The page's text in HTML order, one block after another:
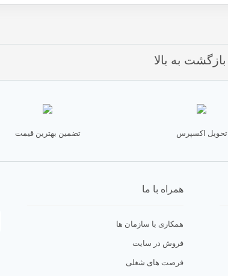
بازگشت به بالا
تحویل اکسپرس تضمین بهترین قیمت
همراه با ما
همکاری با سازمان ها
فروش در سایت
فرصت های شغلی